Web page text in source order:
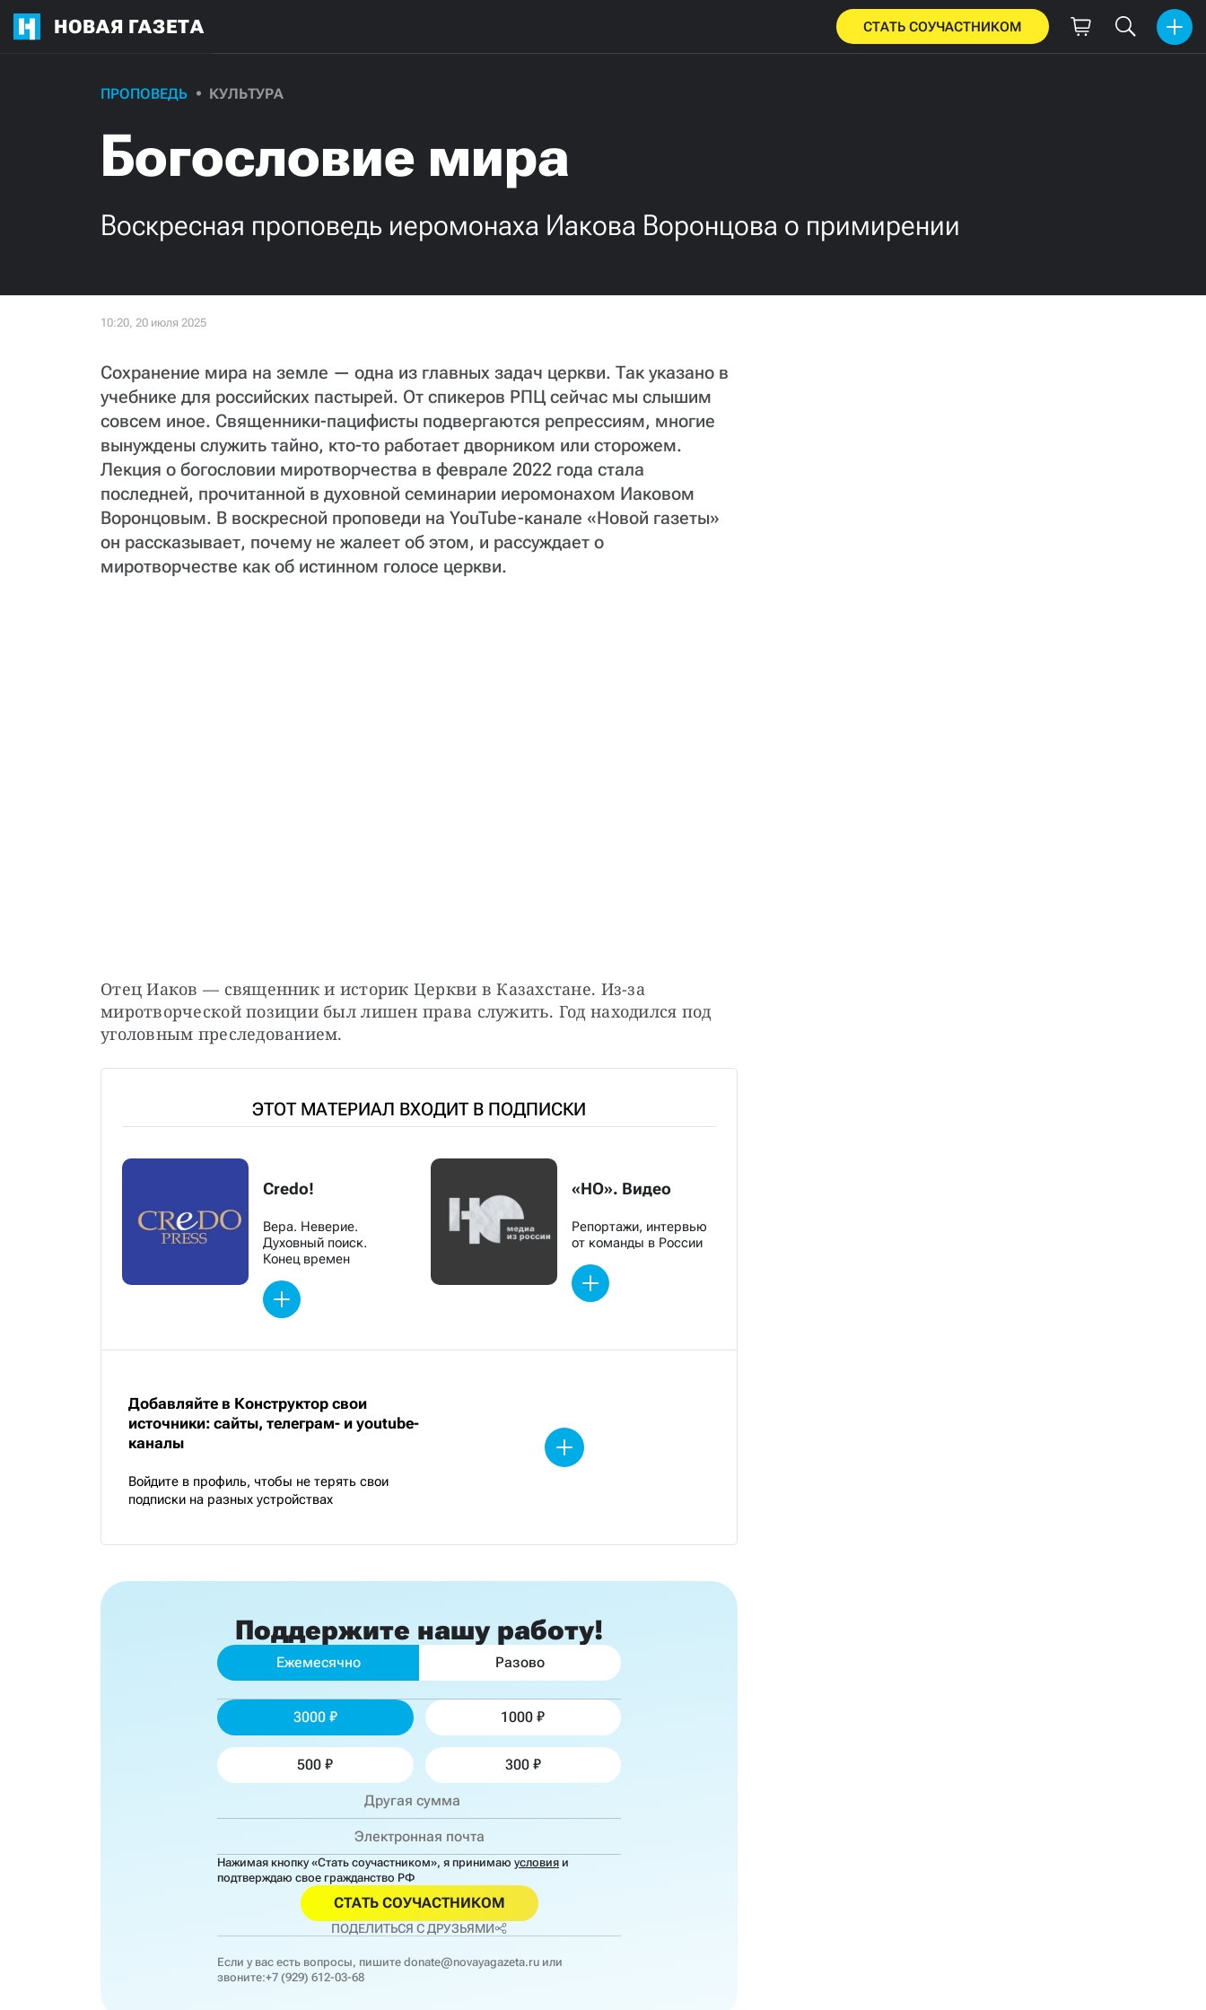
НОВАЯ ГАЗЕТА СТАТЬ СОУЧАСТНИКОМ
ПРОПОВЕДЬ КУЛЬТУРА
Богословие мира
Воскресная проповедь иеромонаха Иакова Воронцова о примирении
Сохранение мира на земле — одна из главных задач церкви. Так указано в
учебнике для российских пастырей. От спикеров РПЦ сейчас мы слышим
совсем иное. Священники-пацифисты подвергаются репрессиям, многие
вынуждены служить тайно, кто-то работает дворником или сторожем.
Лекция о богословии миротворчества в феврале 2022 года стала
последней, прочитанной в духовной семинарии иеромонахом Иаковом
Воронцовым. В воскресной проповеди на YouTube-канале «Новой газеты»
он рассказывает, почему не жалеет об этом, и рассуждает о
миротворчестве как об истинном голосе церкви.
Отец Иаков — священник и историк Церкви в Казахстане. Из-за
миротворческой позиции был лишен права служить. Год находился под
уголовным преследованием.
ЭТОТ МАТЕРИАЛ ВХОДИТ В ПОДПИСКИ
Credo!
Вера. Неверие.
Духовный поиск.
Конец времен
«НО». Видео
Репортажи, интервью
от команды в России
Добавляйте в Конструктор свои
источники: сайты, телеграм- и youtube-
каналы
Войдите в профиль, чтобы не терять свои
подписки на разных устройствах
Поддержите нашу работу!
Ежемесячно Разово
3000 1000
500 300
Нажимая кнопку «Стать соучастником», я принимаю условия и
подтверждаю свое гражданство РФ
СТАТЬ СОУЧАСТНИКОМ
ПОДЕЛИТЬСЯ С ДРУЗЬЯМИ
Если у вас есть вопросы, пишите donate@novayagazeta.ru или
звоните:+7 (929) 612-03-68